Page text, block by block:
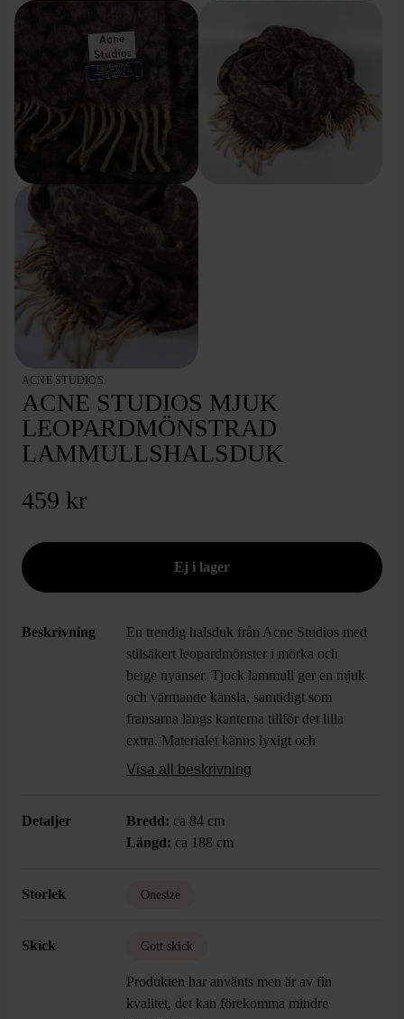
ACNE STUDIOS
ACNE STUDIOS MJUK
LEOPARDMÖNSTRAD
LAMMULLSHALSDUK
459 kr
Beskrivning
En trendig halsduk från Acne Studios med
stilsäkert leopardmönster i mörka och
beige nyanser. Tjock lammull ger en mjuk
och värmande känsla, samtidigt som
fransarna längs kanterna tillför det lilla
extra. Materialet känns lyxigt och
designen lyfter enkelt alla outfits med sin
Visa all beskrivning
Detaljer Bredd: ca 84 cm
Längd: ca 188 cm
Storlek Onesize
Skick Gott skick
Produkten har använts men är av fin
kvalitet, det kan förekomma mindre